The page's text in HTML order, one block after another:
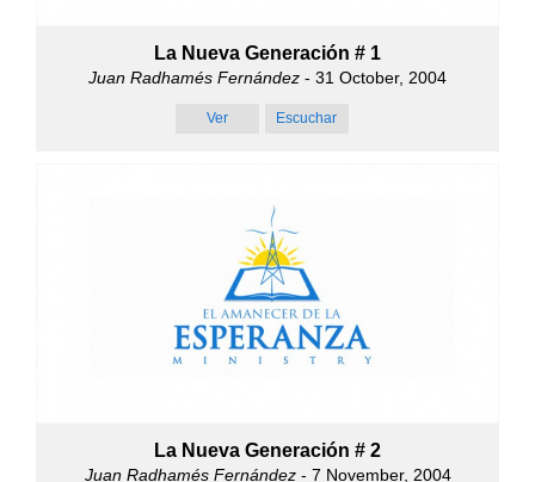
La Nueva Generación # 1
Juan Radhamés Fernández - 31 October, 2004
Ver Escuchar
La Nueva Generación # 2
Juan Radhamés Fernández- 7 November, 2004